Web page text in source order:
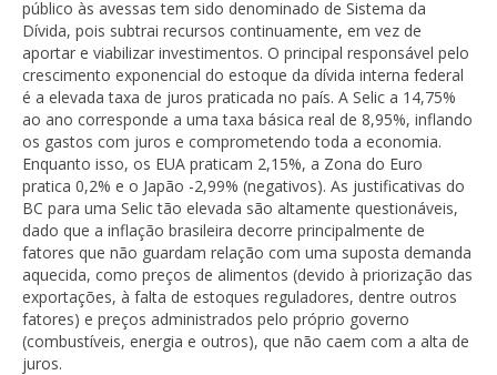
público às avessas tem sido denominado de Sistema da
Dívida, pois subtrai recursos continuamente, em vez de
aportar e viabilizar investimentos. O principal responsável pelo
crescimento exponencial do estoque da dívida interna federal
é a elevada taxa de juros praticada no país. A Selic a 14,75%
ao ano corresponde a uma taxa básica real de 8,95%, inflando
os gastos com juros e comprometendo toda a economia.
Enquanto isso, os EUA praticam 2,15%, a Zona do Euro
pratica 0,2% e o Japão -2,99% (negativos). As justificativas do
BC para uma Selic tão elevada são altamente questionáveis,
dado que a inflação brasileira decorre principalmente de
fatores que não guardam relação com uma suposta demanda
aquecida, como preços de alimentos (devido à priorização das
exportações, à falta de estoques reguladores, dentre outros
fatores) e preços administrados pelo próprio governo
(combustíveis, energia e outros), que não caem com a alta de
juros.